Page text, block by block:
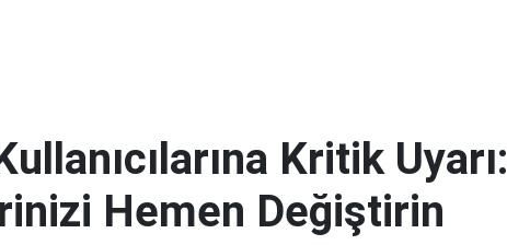
Kritik Uyarı:
Hemen Değiştirin